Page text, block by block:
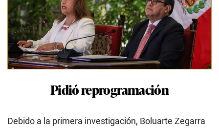
Pidió reprogramación
Debido a la primera investigación, Boluarte Zegarra